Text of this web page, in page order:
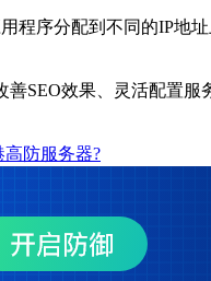
序分配到不同的IP地
效果、灵活配置服
防服务器?